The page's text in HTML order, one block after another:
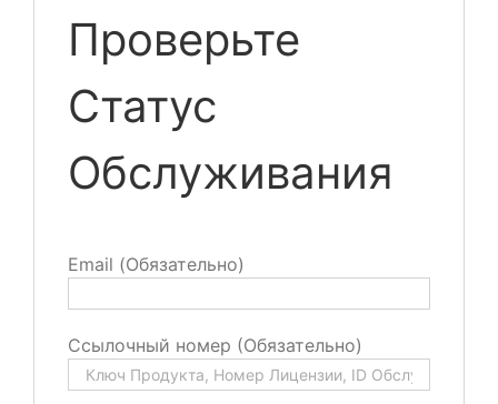
Проверьте
Статус
Обслуживания
Email (Обязательно)
Ссылочный номер (Обязательно)